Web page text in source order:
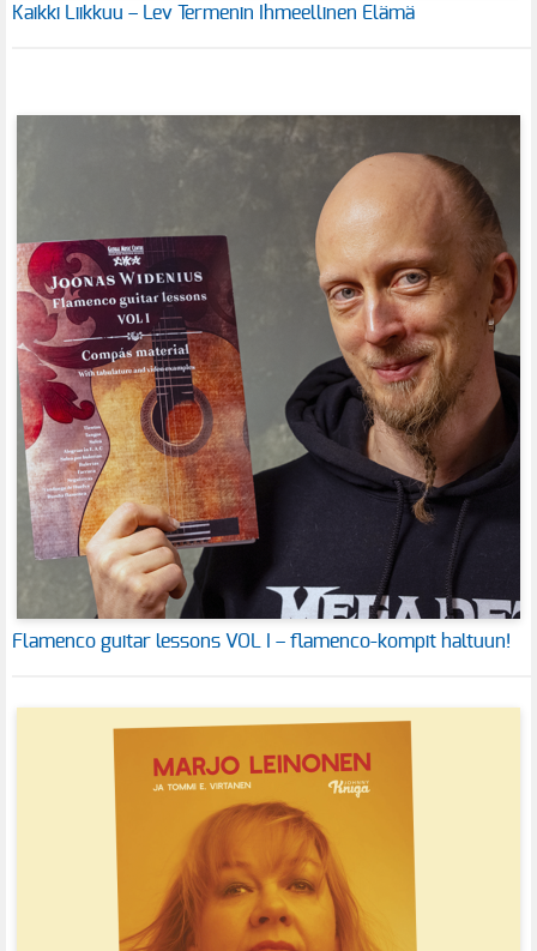
Kaikki Liikkuu – Lev Termenin Ihmeellinen Elämä
Flamenco guitar lessons VOL I – flamenco-kompit haltuun!